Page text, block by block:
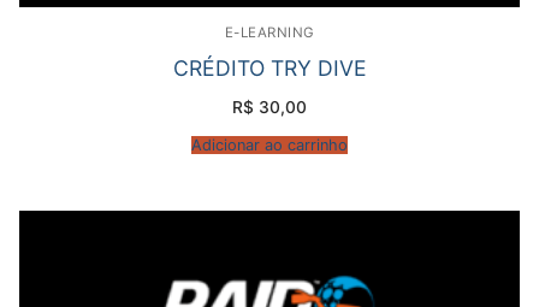
E-LEARNING
CRÉDITO TRY DIVE
R$ 30,00
Adicionar ao carrinho